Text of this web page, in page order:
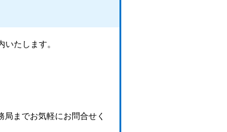
たします。
までお気軽にお問合せく